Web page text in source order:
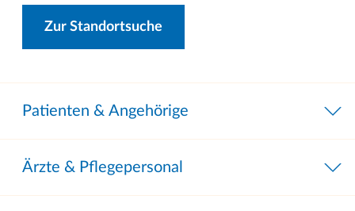
Zur Standortsuche
Patienten & Angehörige
Ärzte & Pflegepersonal